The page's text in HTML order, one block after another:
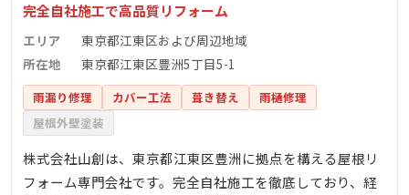
完全自社施工で高品質リフォーム
エリア
東京都江東区および周辺地域
所在地
東京都江東区豊洲5丁目5-1
雨漏り修理 カバー工法 葺き替え
雨樋修理
屋根外壁塗装
株式会社山創は、東京都江東区豊洲に拠点を構える屋根リ
フォーム専門会社です。完全自社施工を徹底しており、経